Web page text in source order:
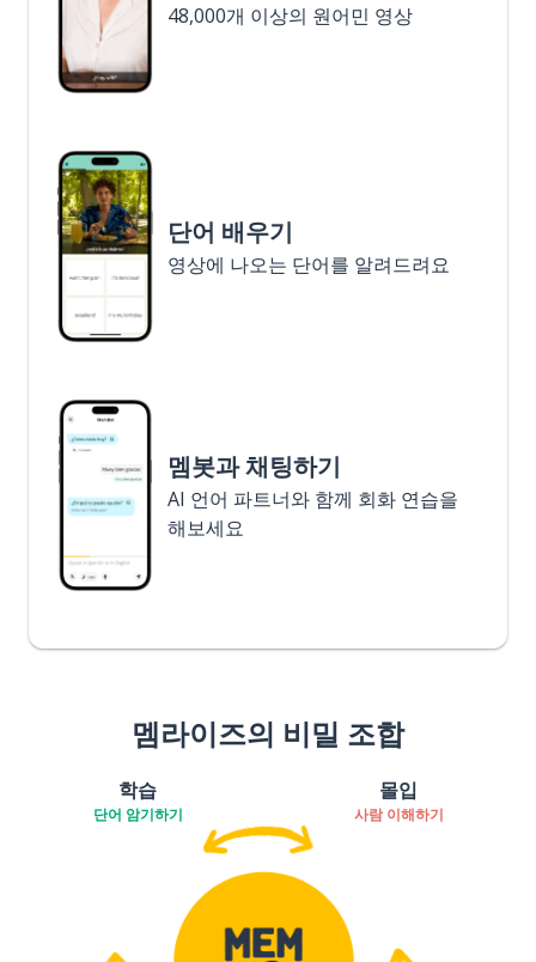
48,000개 이상의 원어민 영상
단어 배우기
영상에 나오는 단어를 알려드려요
멤봇과 채팅하기
AI 언어 파트너와 함께 회화 연습을
해보세요
멤라이즈의 비밀 조합
학습
단어 암기하기
몰입
사람 이해하기